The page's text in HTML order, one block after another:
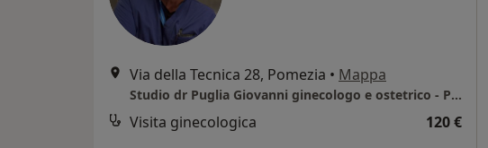
Via della Tecnica 28, Pomezia • Mappa
Studio dr Puglia Giovanni ginecologo e ostetrico - Pomezia
Visita ginecologica 120 €